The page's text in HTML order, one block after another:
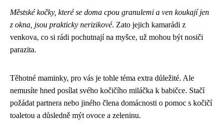
Městské kočky, které se doma cpou granulemi a ven koukají jen
z okna, jsou prakticky nerizikové. Zato jejich kamarádi z
venkova, co si rádi pochutnají na myšce, už mohou být nosiči
parazita.
Těhotné maminky, pro vás je tohle téma extra důležité. Ale
nemusíte hned posílat svého kočičího miláčka k babičce. Stačí
požádat partnera nebo jiného člena domácnosti o pomoc s kočičí
toaletou a důsledně mýt ovoce a zeleninu.